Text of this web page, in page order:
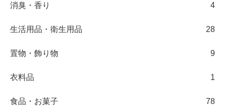
消臭・香り 4
生活用品・衛生用品 28
置物・飾り物 9
衣料品 1
食品・お菓子 78